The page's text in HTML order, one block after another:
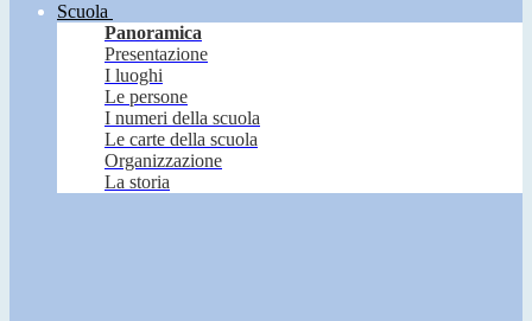
Scuola
Panoramica
Presentazione
I luoghi
Le persone
I numeri della scuola
Le carte della scuola
Organizzazione
La storia